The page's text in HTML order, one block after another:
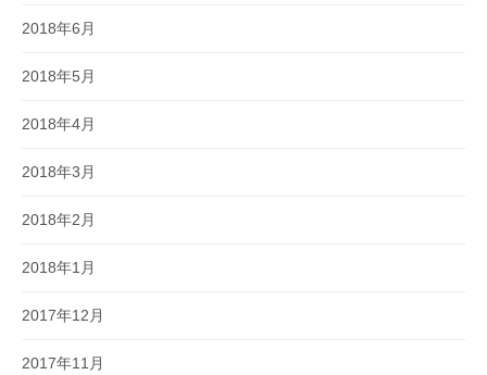
2018年6月
2018年5月
2018年4月
2018年3月
2018年2月
2018年1月
2017年12月
2017年11月